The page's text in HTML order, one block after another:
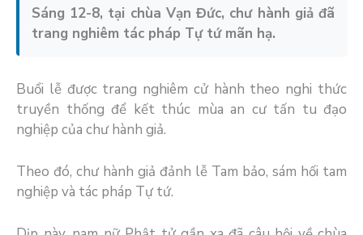
Sáng 12-8, tại chùa Vạn Đức, chư hành giả đã
trang nghiêm tác pháp Tự tứ mãn hạ.
Buổi lễ được trang nghiêm cử hành theo nghi thức
truyền thống để kết thúc mùa an cư tấn tu đạo
nghiệp của chư hành giả.
Theo đó, chư hành giả đảnh lễ Tam bảo, sám hối tam
nghiệp và tác pháp Tự tứ.